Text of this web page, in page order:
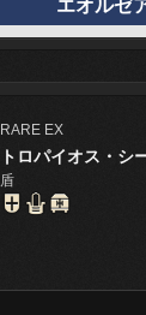
エオルゼ
RARE EX
トロパイオス・シ
盾